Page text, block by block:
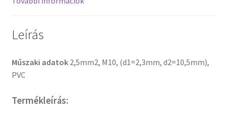
Leírás
Műszaki adatok 2,5mm2, M10, (d1=2,3mm, d2=10,5mm),
PVC
Termékleírás: